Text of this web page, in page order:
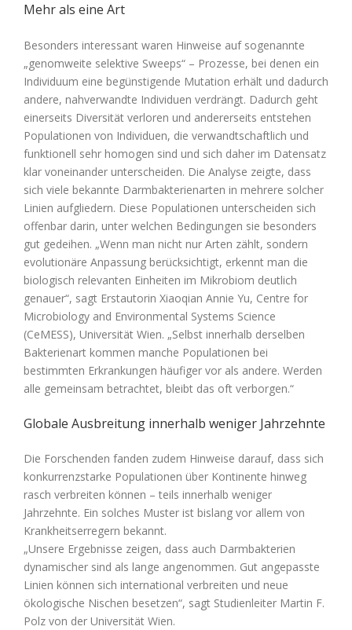
Mehr als eine Art
Besonders interessant waren Hinweise auf sogenannte
„genomweite selektive Sweeps“ – Prozesse, bei denen ein
Individuum eine begünstigende Mutation erhält und dadurch
andere, nahverwandte Individuen verdrängt. Dadurch geht
einerseits Diversität verloren und andererseits entstehen
Populationen von Individuen, die verwandtschaftlich und
funktionell sehr homogen sind und sich daher im Datensatz
klar voneinander unterscheiden. Die Analyse zeigte, dass
sich viele bekannte Darmbakterienarten in mehrere solcher
Linien aufgliedern. Diese Populationen unterscheiden sich
offenbar darin, unter welchen Bedingungen sie besonders
gut gedeihen. „Wenn man nicht nur Arten zählt, sondern
evolutionäre Anpassung berücksichtigt, erkennt man die
biologisch relevanten Einheiten im Mikrobiom deutlich
genauer“, sagt Erstautorin Xiaoqian Annie Yu, Centre for
Microbiology and Environmental Systems Science
(CeMESS), Universität Wien. „Selbst innerhalb derselben
Bakterienart kommen manche Populationen bei
bestimmten Erkrankungen häufiger vor als andere. Werden
alle gemeinsam betrachtet, bleibt das oft verborgen.“
Globale Ausbreitung innerhalb weniger Jahrzehnte
Die Forschenden fanden zudem Hinweise darauf, dass sich
konkurrenzstarke Populationen über Kontinente hinweg
rasch verbreiten können – teils innerhalb weniger
Jahrzehnte. Ein solches Muster ist bislang vor allem von
Krankheitserregern bekannt.
„Unsere Ergebnisse zeigen, dass auch Darmbakterien
dynamischer sind als lange angenommen. Gut angepasste
Linien können sich international verbreiten und neue
ökologische Nischen besetzen“, sagt Studienleiter Martin F.
Polz von der Universität Wien.